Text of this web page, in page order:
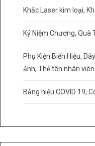
Khắc Laser kim loại,
Kỷ Niệm Chương, Quà
Phụ Kiện Biển Hiệu,
ảnh, Thẻ tên nhân viên
Bảng hiệu COVID 19,